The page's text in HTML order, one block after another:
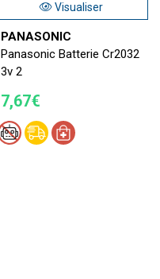
Visualiser
PANASONIC
Panasonic Batterie Cr2032
3v 2
7,67€